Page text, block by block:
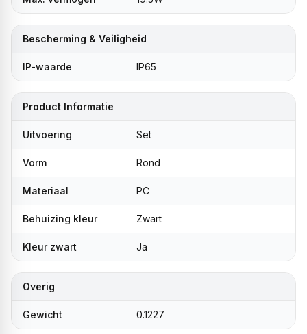
Bescherming & Veiligheid
IP-waarde IP65
Product Informatie
Uitvoering Set
Vorm Rond
Materiaal PC
Behuizing kleur Zwart
Kleur zwart Ja
Overig
Gewicht 0.1227